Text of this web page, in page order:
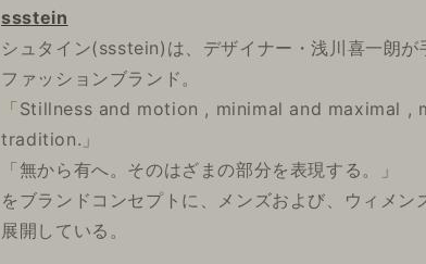
ssstein
シュタイン(ssstein)は、デザイナー・浅川喜一朗が
ファッションブランド。
「Stillness and motion , minimal and maximal ,
tradition.」
「無から有へ。そのはざまの部分を表現する。」
をブランドコンセプトに、メンズおよび、ウィメン
展開している。